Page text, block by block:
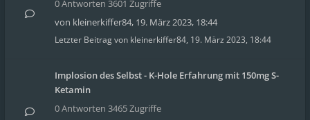
0 Antworten 3601 Zugriffe
von kleinerkiffer84, 19. März 2023, 18:44
Letzter Beitrag von kleinerkiffer84, 19. März 2023, 18:44
Implosion des Selbst - K-Hole Erfahrung mit 150mg S-
Ketamin
0 Antworten 3465 Zugriffe